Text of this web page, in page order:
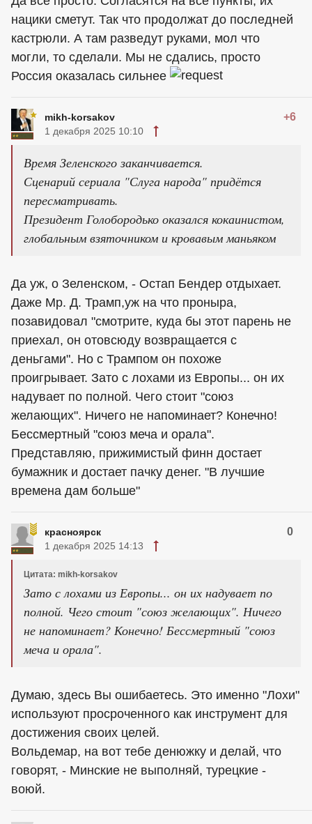
нацики сметут. Так что продолжат до последней
кастрюли. А там разведут руками, мол что
могли, то сделали. Мы не сдались, просто
Россия оказалась сильнее
mikh-korsakov +6
1 декабря 2025 10:10
Время Зеленского заканчивается.
Сценарий сериала "Слуга народа" придётся
пересматривать.
Президент Голобородько оказался кокаинистом,
глобальным взяточником и кровавым маньяком
Да уж, о Зеленском, - Остап Бендер отдыхает.
Даже Мр. Д. Трамп,уж на что проныра,
позавидовал "смотрите, куда бы этот парень не
приехал, он отовсюду возвращается с
деньгами". Но с Трампом он похоже
проигрывает. Зато с лохами из Европы... он их
надувает по полной. Чего стоит "союз
желающих". Ничего не напоминает? Конечно!
Бессмертный "союз меча и орала".
Представляю, прижимистый финн достает
бумажник и достает пачку денег. "В лучшие
времена дам больше"
красноярск 0
1 декабря 2025 14:13
Цитата: mikh-korsakov
Зато с лохами из Европы... он их надувает по
полной. Чего стоит "союз желающих". Ничего
не напоминает? Конечно! Бессмертный "союз
меча и орала".
Думаю, здесь Вы ошибаетесь. Это именно "Лохи"
используют просроченного как инструмент для
достижения своих целей.
Вольдемар, на вот тебе денюжку и делай, что
говорят, - Минские не выполняй, турецкие -
воюй.